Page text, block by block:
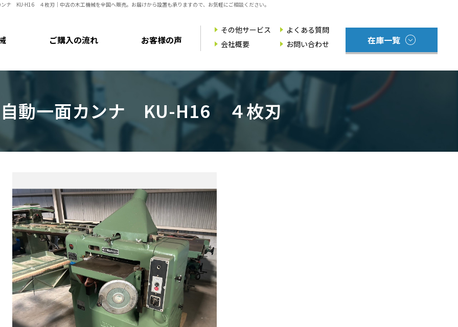
ナ KU-H16 ４枚刃 ｜中古の木工機械を全国へ販売。お届けから設置も承りますので、お気軽にご相談ください。
ご購入の流れ お客様の声
その他サービス
よくある質問
会社概要
お問い合わせ 在庫一覧
切削する木工機械
研磨をする木工機械
穴あけ・彫る木工機械
動一面カンナ KU-H16 ４枚刃